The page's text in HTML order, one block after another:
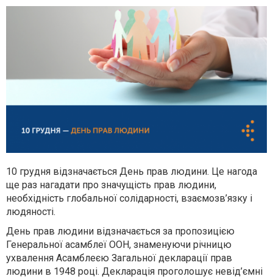
10 грудня відзначається День прав людини. Це нагода
ще раз нагадати про значущість прав людини,
необхідність глобальної солідарності, взаємозв’язку і
людяності.
День прав людини відзначається за пропозицією
Генеральної асамблеї ООН, знаменуючи річницю
ухвалення Асамблеєю Загальної декларації прав
людини в 1948 році. Декларація проголошує невід’ємні